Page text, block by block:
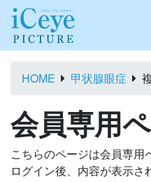
HOME 甲状腺眼症
会員専用
こちらのページは会員専用
ログイン後、内容が表示さ